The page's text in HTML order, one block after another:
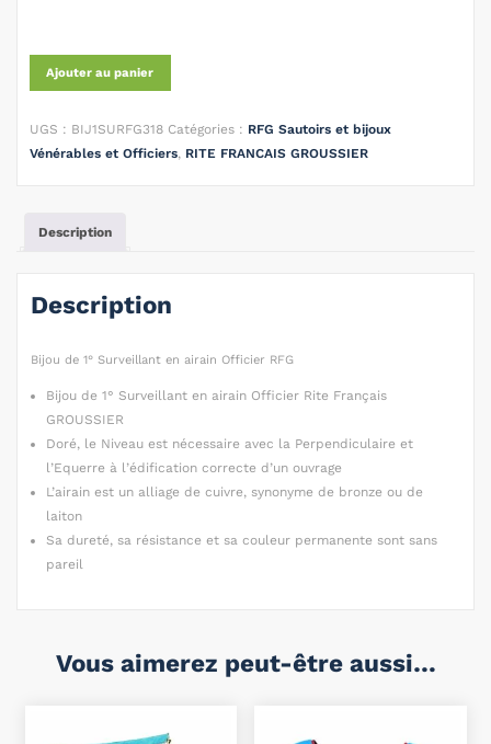
Ajouter au panier
UGS : BIJ1SURFG318 Catégories : RFG Sautoirs et bijoux
Vénérables et Officiers, RITE FRANCAIS GROUSSIER
Description
Description
Bijou de 1° Surveillant en airain Officier RFG
Bijou de 1° Surveillant en airain Officier Rite Français
GROUSSIER
Doré, le Niveau est nécessaire avec la Perpendiculaire et
l’Equerre à l’édification correcte d’un ouvrage
L’airain est un alliage de cuivre, synonyme de bronze ou de
laiton
Sa dureté, sa résistance et sa couleur permanente sont sans
pareil
Vous aimerez peut-être aussi…